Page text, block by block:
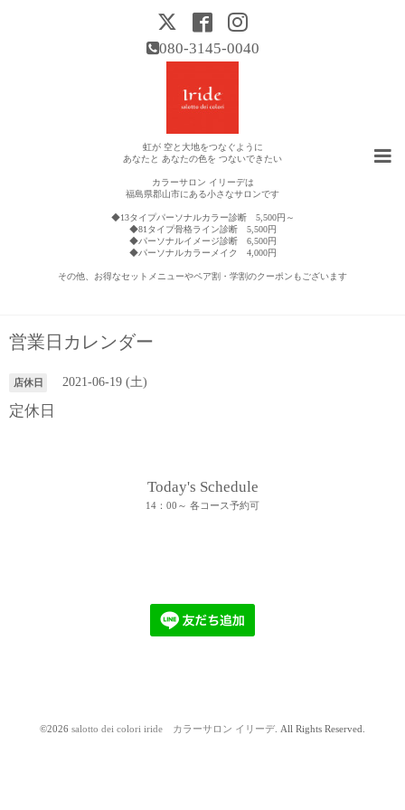
080-3145-0040
虹が 空と大地をつなぐように
あなたと あなたの色を つないできたい
カラーサロン イリーデは
福島県郡山市にある小さなサロンです
◆13タイプパーソナルカラー診断 5,500円～
◆81タイプ骨格ライン診断 5,500円
◆パーソナルイメージ診断 6,500円
◆パーソナルカラーメイク 4,000円
その他、お得なセットメニューやペア割・学割のクーポンもございます
営業日カレンダー
店休日 2021-06-19 (土)
定休日
Today's Schedule
14：00～ 各コース予約可
©2026 salotto dei colori iride カラーサロン イリーデ. All Rights Reserved.